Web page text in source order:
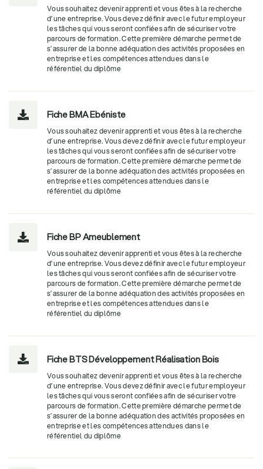
Vous souhaitez devenir apprenti et vous êtes à la recherche
d’une entreprise. Vous devez définir avec le futur employeur
les tâches qui vous seront confiées afin de sécuriser votre
parcours de formation. Cette première démarche permet de
s’assurer de la bonne adéquation des activités proposées en
entreprise et les compétences attendues dans le
référentiel du diplôme
 Fiche BMA Ebéniste
Vous souhaitez devenir apprenti et vous êtes à la recherche
d’une entreprise. Vous devez définir avec le futur employeur
les tâches qui vous seront confiées afin de sécuriser votre
parcours de formation. Cette première démarche permet de
s’assurer de la bonne adéquation des activités proposées en
entreprise et les compétences attendues dans le
référentiel du diplôme
 Fiche BP Ameublement
Vous souhaitez devenir apprenti et vous êtes à la recherche
d’une entreprise. Vous devez définir avec le futur employeur
les tâches qui vous seront confiées afin de sécuriser votre
parcours de formation. Cette première démarche permet de
s’assurer de la bonne adéquation des activités proposées en
entreprise et les compétences attendues dans le
référentiel du diplôme
 Fiche BTS Développement Réalisation Bois
Vous souhaitez devenir apprenti et vous êtes à la recherche
d’une entreprise. Vous devez définir avec le futur employeur
les tâches qui vous seront confiées afin de sécuriser votre
parcours de formation. Cette première démarche permet de
s’assurer de la bonne adéquation des activités proposées en
entreprise et les compétences attendues dans le
référentiel du diplôme